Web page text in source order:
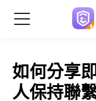
如何分享
人保持聯